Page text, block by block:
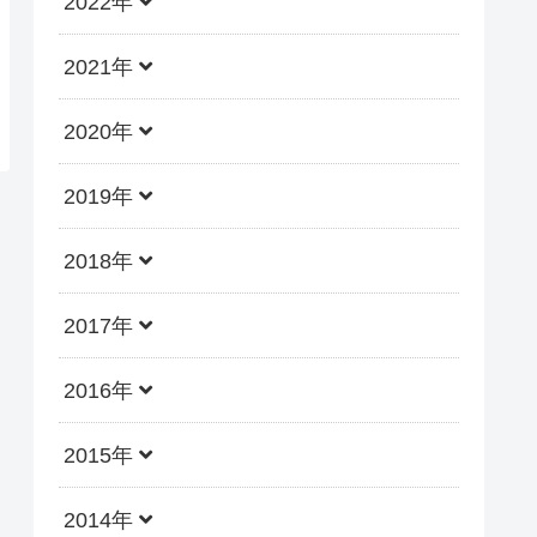
2021年
2020年
2019年
2018年
2017年
2016年
2015年
2014年